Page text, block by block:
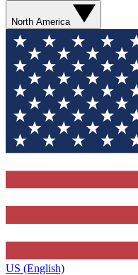
North America
US (English)